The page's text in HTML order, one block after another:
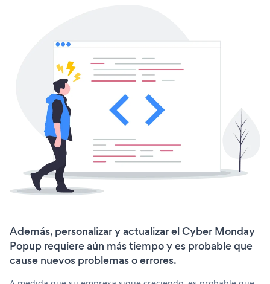
Además, personalizar y actualizar el Cyber Monday
Popup requiere aún más tiempo y es probable que
cause nuevos problemas o errores.